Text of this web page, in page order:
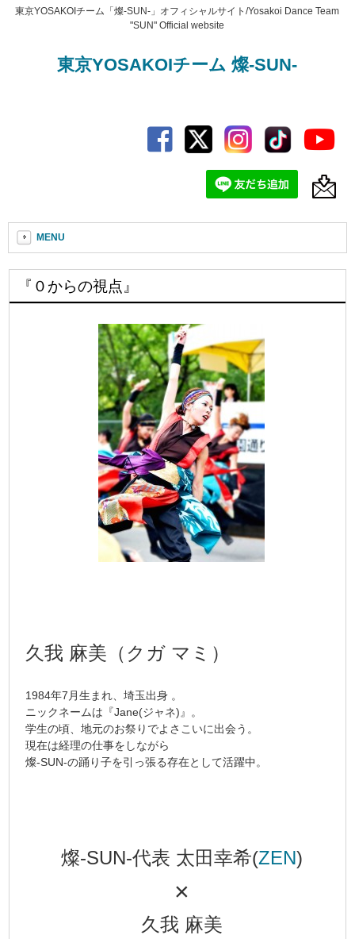
東京YOSAKOIチーム「燦-SUN-」オフィシャルサイト/Yosakoi Dance Team
"SUN" Official website
東京YOSAKOIチーム 燦-SUN-
MENU
『０からの視点』
久我 麻美（クガ マミ）
1984年7月生まれ、埼玉出身 。
ニックネームは『Jane(ジャネ)』。
学生の頃、地元のお祭りでよさこいに出会う。
現在は経理の仕事をしながら
燦-SUN-の踊り子を引っ張る存在として活躍中。
燦-SUN-代表 太田幸希(ZEN)
×
久我 麻美